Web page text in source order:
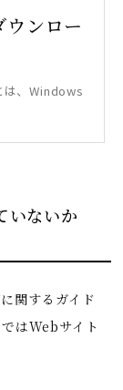
ンロー
は、Windows
いないか
関するガイド
はWebサイト